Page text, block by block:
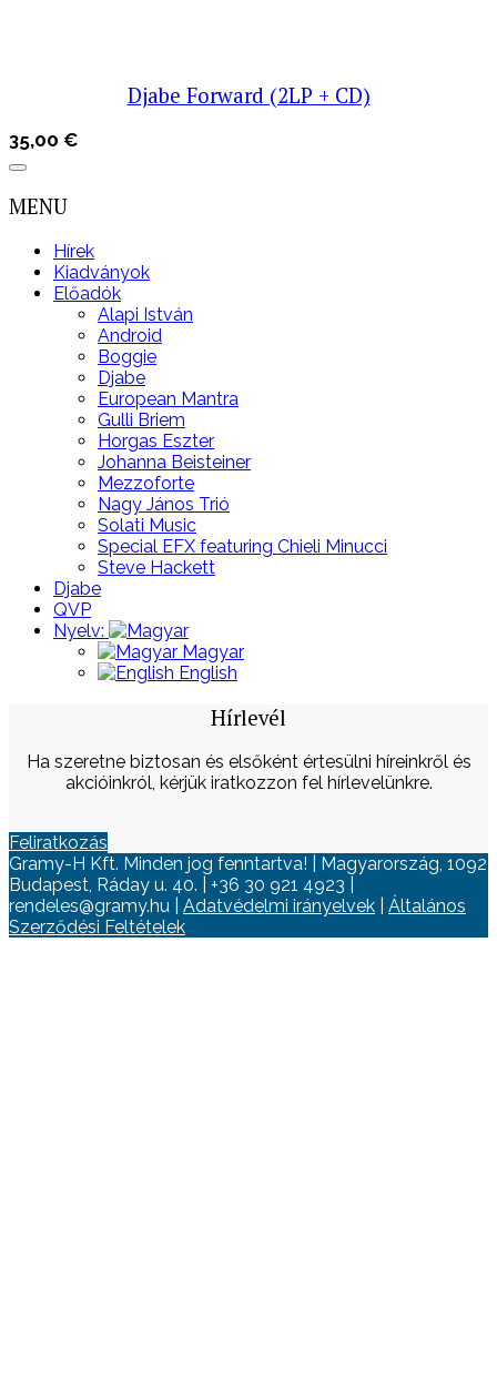
Djabe Forward (2LP + CD)
35,00 €
MENU
Hírek
Kiadványok
Előadók
Alapi István
Android
Boggie
Djabe
European Mantra
Gulli Briem
Horgas Eszter
Johanna Beisteiner
Mezzoforte
Nagy János Trió
Solati Music
Special EFX featuring Chieli Minucci
Steve Hackett
Djabe
QVP
Nyelv:
Magyar
English
Hírlevél
Ha szeretne biztosan és elsőként értesülni híreinkről és
akcióinkról, kérjük iratkozzon fel hírlevelünkre.
Feliratkozás
Gramy-H Kft. Minden jog fenntartva! | Magyarország, 1092
Budapest, Ráday u. 40. | +36 30 921 4923 |
rendeles@gramy.hu | Adatvédelmi irányelvek
Általános
Szerződési Feltételek